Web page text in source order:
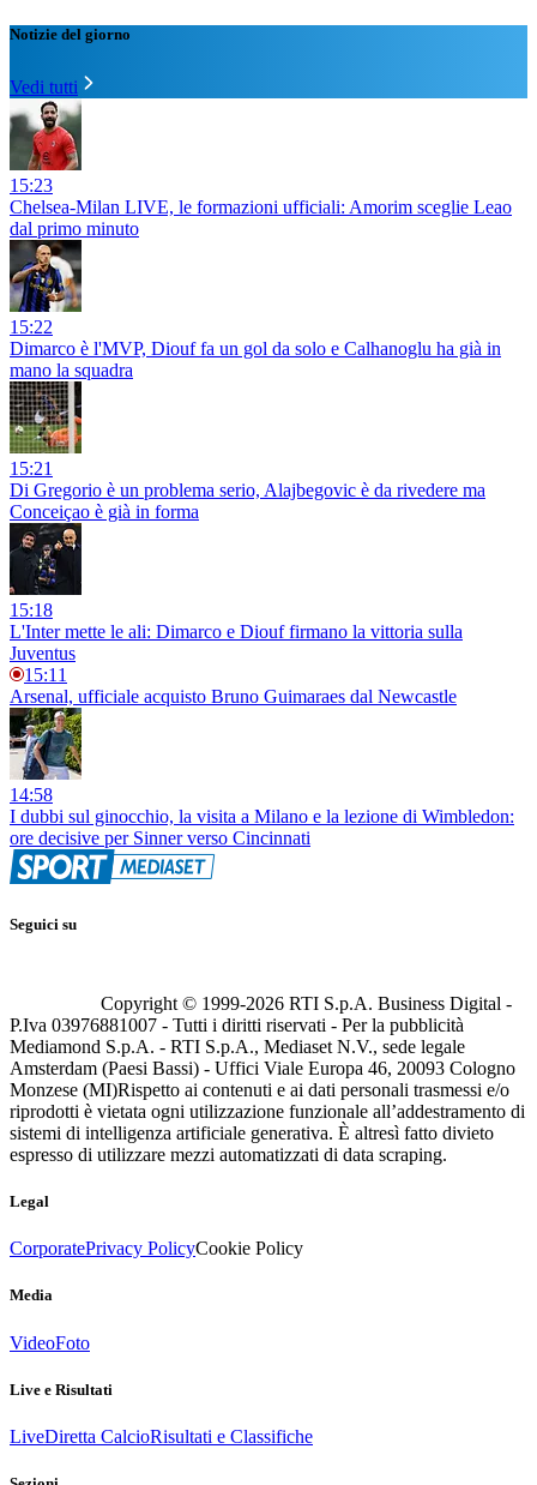
Notizie del giorno
Vedi tutti
15:23
Chelsea-Milan LIVE, le formazioni ufficiali: Amorim sceglie Leao
dal primo minuto
15:22
Dimarco è l'MVP, Diouf fa un gol da solo e Calhanoglu ha già in
mano la squadra
15:21
Di Gregorio è un problema serio, Alajbegovic è da rivedere ma
Conceiçao è già in forma
15:18
L'Inter mette le ali: Dimarco e Diouf firmano la vittoria sulla
Juventus
15:11
Arsenal, ufficiale acquisto Bruno Guimaraes dal Newcastle
14:58
I dubbi sul ginocchio, la visita a Milano e la lezione di Wimbledon:
ore decisive per Sinner verso Cincinnati
Seguici su
Copyright © 1999-2026 RTI S.p.A. Business Digital -
P.Iva 03976881007 - Tutti i diritti riservati - Per la pubblicità
Mediamond S.p.A. - RTI S.p.A., Mediaset N.V., sede legale
Amsterdam (Paesi Bassi) - Uffici Viale Europa 46, 20093 Cologno
Monzese (MI)Rispetto ai contenuti e ai dati personali trasmessi e/o
riprodotti è vietata ogni utilizzazione funzionale all’addestramento di
sistemi di intelligenza artificiale generativa. È altresì fatto divieto
espresso di utilizzare mezzi automatizzati di data scraping.
Legal
CorporatePrivacy PolicyCookie Policy
Media
VideoFoto
Live e Risultati
LiveDiretta CalcioRisultati e Classifiche